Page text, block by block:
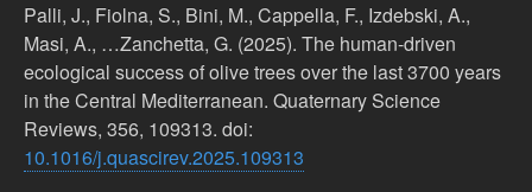
Palli, J., Fiolna, S., Bini, M., Cappella, F., Izdebski, A.,
Masi, A., …Zanchetta, G. (2025). The human-driven
ecological success of olive trees over the last 3700 years
in the Central Mediterranean. Quaternary Science
Reviews, 356, 109313. doi:
10.1016/j.quascirev.2025.109313